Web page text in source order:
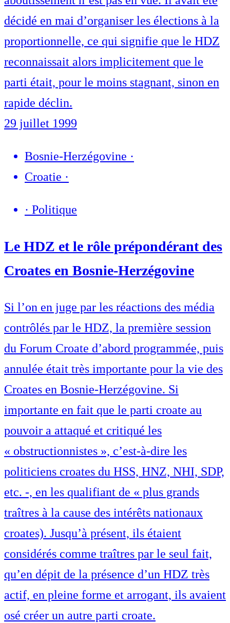
décidé en mai d’organiser les élections à la
proportionnelle, ce qui signifie que le HDZ
reconnaissait alors implicitement que le
parti était, pour le moins stagnant, sinon en
rapide déclin.
29 juillet 1999
Bosnie-Herzégovine ·
Croatie ·
· Politique
Le HDZ et le rôle prépondérant des
Croates en Bosnie-Herzégovine
Si l’on en juge par les réactions des média
contrôlés par le HDZ, la première session
du Forum Croate d’abord programmée, puis
annulée était très importante pour la vie des
Croates en Bosnie-Herzégovine. Si
importante en fait que le parti croate au
pouvoir a attaqué et critiqué les
« obstructionnistes », c’est-à-dire les
politiciens croates du HSS, HNZ, NHI, SDP,
etc. -, en les qualifiant de « plus grands
traîtres à la cause des intérêts nationaux
croates). Jusqu’à présent, ils étaient
considérés comme traîtres par le seul fait,
qu’en dépit de la présence d’un HDZ très
actif, en pleine forme et arrogant, ils avaient
osé créer un autre parti croate.